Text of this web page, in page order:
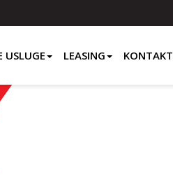
USLUGE LEASING KONTAKT